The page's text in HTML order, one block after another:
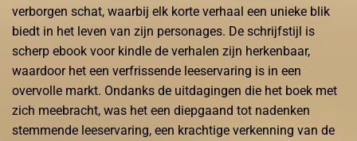
verborgen schat, waarbij elk korte verhaal een unieke blik
biedt in het leven van zijn personages. De schrijfstijl is
scherp ebook voor kindle de verhalen zijn herkenbaar,
waardoor het een verfrissende leeservaring is in een
overvolle markt. Ondanks de uitdagingen die het boek met
zich meebracht, was het een diepgaand tot nadenken
stemmende leeservaring, een krachtige verkenning van de